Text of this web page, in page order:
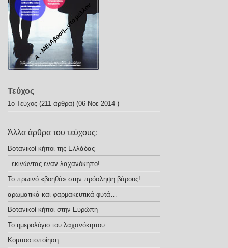
Α - ΜΕτΑβαση...στο μέλλον
Τεύχος
1ο Τεύχος (211 άρθρα) (06 Νοε 2014 )
Άλλα άρθρα του τεύχους:
Βοτανικοί κήποι της Ελλάδας
Ξεκινώντας εναν λαχανόκηπο!
Το πρωινό «βοηθά» στην πρόσληψη βάρους!
αρωματικά και φαρμακευτικά φυτά…
Βοτανικοί κήποι στην Ευρώπη
Το ημερολόγιο του λαχανόκηπου
Κομποστοποίηση